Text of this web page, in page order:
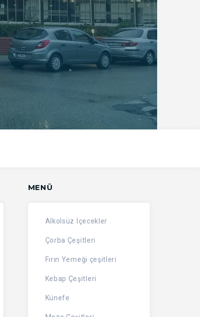
MENÜ
Alkolsüz İçecekler
Çorba Çeşitleri
Fırın Yemeği çeşitleri
Kebap Çeşitleri
Künefe